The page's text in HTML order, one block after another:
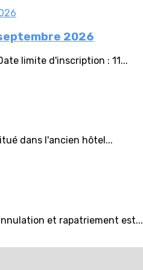
2026
limite d'inscription : 11...
dans l'ancien hôtel...
et rapatriement est...